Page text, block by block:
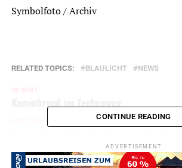
Symbolfoto / Archiv
RELATED TOPICS: BLAULICHT NEWS
UP NEXT
CONTINUE READING
ADVERTISEMENT